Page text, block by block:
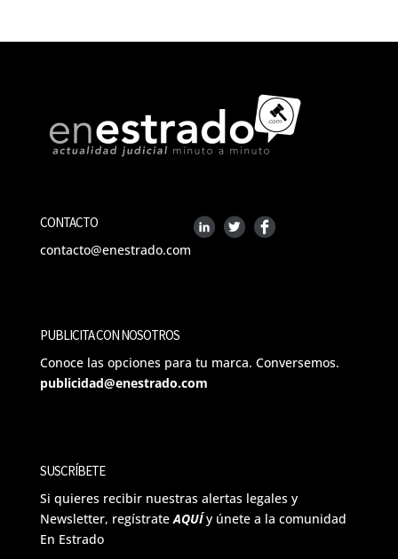
CONTACTO
contacto@enestrado.com
PUBLICITA CON NOSOTROS
Conoce las opciones para tu marca. Conversemos.
publicidad@enestrado.com
SUSCRÍBETE
Si quieres recibir nuestras alertas legales y
Newsletter, regístrateAQUÍ y únete a la comunidad
En Estrado